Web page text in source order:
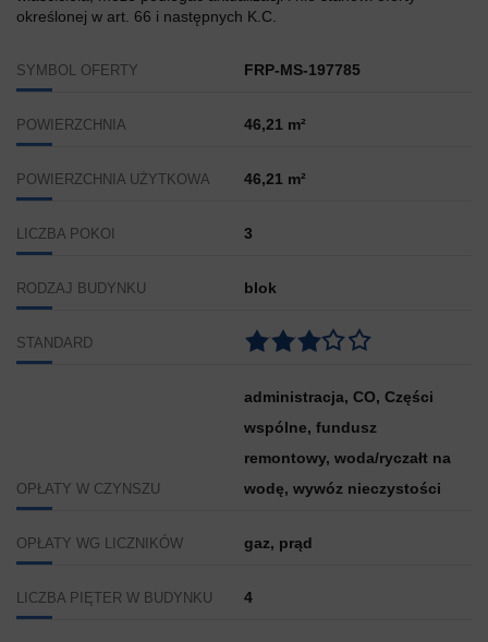
określonej w art. 66 i następnych K.C.
SYMBOL OFERTY FRP-MS-197785
POWIERZCHNIA 46,21 m²
POWIERZCHNIA UŻYTKOWA 46,21 m²
LICZBA POKOI 3
RODZAJ BUDYNKU blok
STANDARD
OPŁATY W CZYNSZU
administracja, CO, Części
wspólne, fundusz
remontowy, woda/ryczałt na
wodę, wywóz nieczystości
OPŁATY WG LICZNIKÓW gaz, prąd
LICZBA PIĘTER W BUDYNKU 4